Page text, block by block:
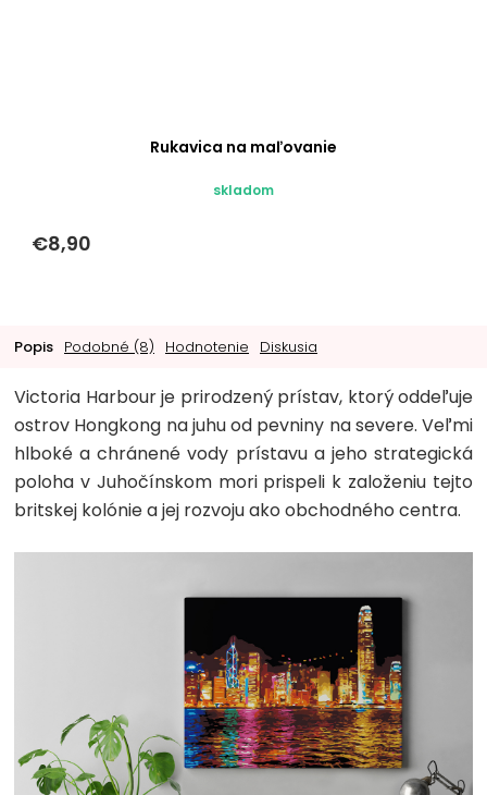
Rukavica na maľovanie
skladom
€8,90
Popis Podobné (8) Hodnotenie Diskusia
Victoria Harbour je prirodzený prístav, ktorý oddeľuje
ostrov Hongkong na juhu od pevniny na severe. Veľmi
hlboké a chránené vody prístavu a jeho strategická
poloha v Juhočínskom mori prispeli k založeniu tejto
britskej kolónie a jej rozvoju ako obchodného centra.